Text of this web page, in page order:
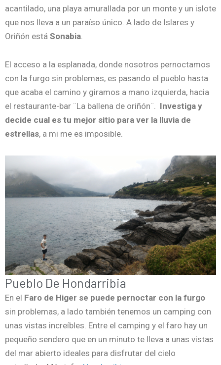
acantilado, una playa amurallada por un monte y un islote
que nos lleva a un paraíso único. A lado de Islares y
Oriñón está Sonabia
El acceso a la esplanada, donde nosotros pernoctamos
con la furgo sin problemas, es pasando el pueblo hasta
que acaba el camino y giramos a mano izquierda, hacia
el restaurante-bar ¨La ballena de oriñón¨. Investiga y
decide cual es tu mejor sitio para ver la lluvia de
estrellas, a mi me es imposible.
Pueblo De Hondarribia
En el Faro de Higer se puede pernoctar con la furgo
sin problemas, a lado también tenemos un camping con
unas vistas increíbles. Entre el camping y el faro hay un
pequeño sendero que en un minuto te lleva a unas vistas
del mar abierto ideales para disfrutar del cielo